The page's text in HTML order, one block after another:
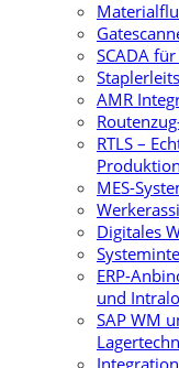
SCADA
AMR
RTLS –
Produktion
MES-
Digitales
ERP-
und
SAP WM